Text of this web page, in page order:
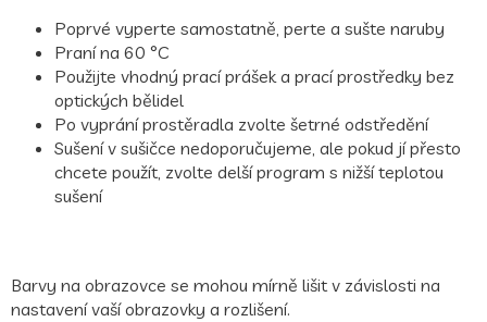
Poprvé vyperte samostatně, perte a sušte naruby
Praní na 60 °C
Použijte vhodný prací prášek a prací prostředky bez
optických bělidel
Po vyprání prostěradla zvolte šetrné odstředění
Sušení v sušičce nedoporučujeme, ale pokud jí přesto
chcete použít, zvolte delší program s nižší teplotou
sušení
Barvy na obrazovce se mohou mírně lišit v závislosti na
nastavení vaší obrazovky a rozlišení.